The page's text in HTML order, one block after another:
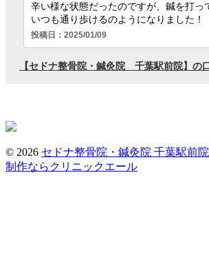
© 2026 セドナ整骨院・鍼灸院 千葉駅前院
制作ならクリニックエール